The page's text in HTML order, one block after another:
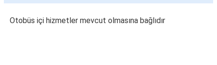
Otobüs içi hizmetler mevcut olmasına bağlıdır